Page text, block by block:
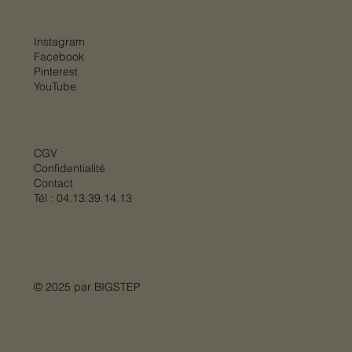
CGV
Confidentialité
Contact
Tél : 04.13.39.14.13
Instagram
Facebook
Pinterest
YouTube
© 2025 par BIGSTEP